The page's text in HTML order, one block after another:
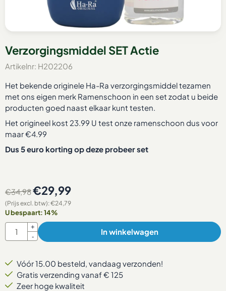
Verzorgingsmiddel SET Actie
Artikelnr: H202206
Het bekende originele Ha-Ra verzorgingsmiddel tezamen
met ons eigen merk Ramenschoon in een set zodat u beide
producten goed naast elkaar kunt testen.
Het origineel kost 23.99 U test onze ramenschoon dus voor
maar €4.99
Dus 5 euro korting op deze probeer set
€34,98€29,99
(Prijs excl. btw):€24,79
U bespaart:14%
Aantal
+
-
In winkelwagen
Vóór 15.00 besteld, vandaag verzonden!
Gratis verzending vanaf € 125
Zeer hoge kwaliteit